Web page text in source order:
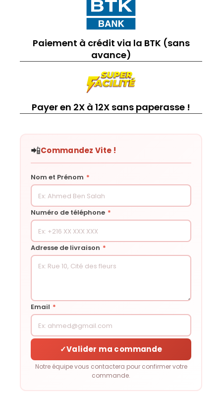
Paiement à crédit via la BTK (sans
avance)
Payer en 2X à 12X sans paperasse !
📲Commandez Vite !
Nom et Prénom *
Numéro de téléphone *
Adresse de livraison *
Email *
✓Valider ma commande
Notre équipe vous contactera pour confirmer votre
commande.